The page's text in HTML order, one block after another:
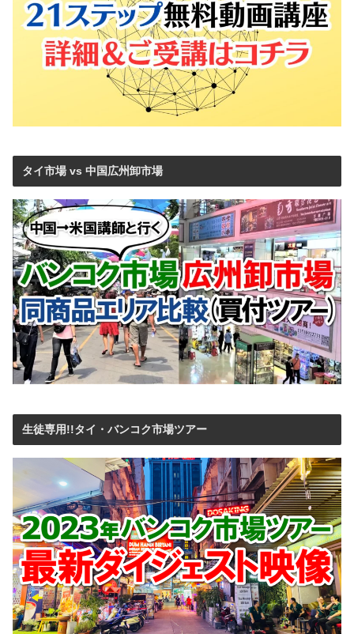
タイ市場 vs 中国広州卸市場
生徒専用!!タイ・バンコク市場ツアー